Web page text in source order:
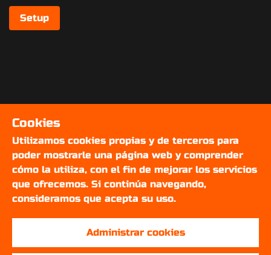
Setup
Cookies
Utilizamos cookies propias y de terceros para
poder mostrarle una página web y comprender
cómo la utiliza, con el fin de mejorar los servicios
que ofrecemos. Si continúa navegando,
consideramos que acepta su uso.
Administrar cookies